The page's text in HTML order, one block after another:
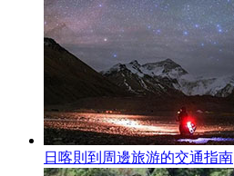
日喀則到周邊旅游的交通指南